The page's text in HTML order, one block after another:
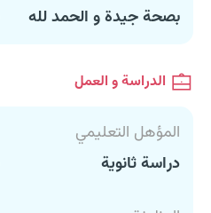
بصحة جيدة و الحمد لله
الدراسة و العمل
المؤهل التعليمي
دراسة ثانوية